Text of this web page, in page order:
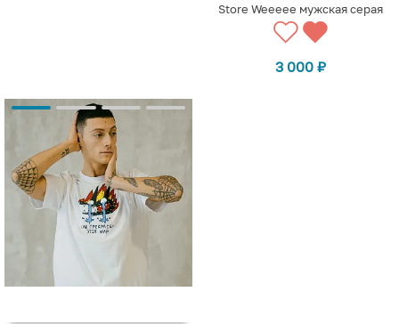
Store Weeeee мужская серая
3 000 ₽